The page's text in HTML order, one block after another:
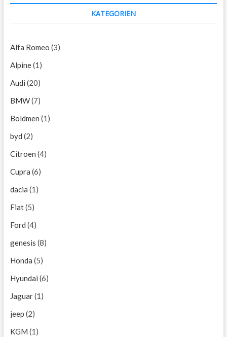
KATEGORIEN
Alfa Romeo (3)
Alpine(1)
Audi (20)
BMW(7)
Boldmen (1)
byd (2)
Citroen (4)
Cupra (6)
dacia (1)
Fiat(5)
Ford (4)
genesis (8)
Honda (5)
Hyundai (6)
Jaguar(1)
jeep (2)
KGM (1)